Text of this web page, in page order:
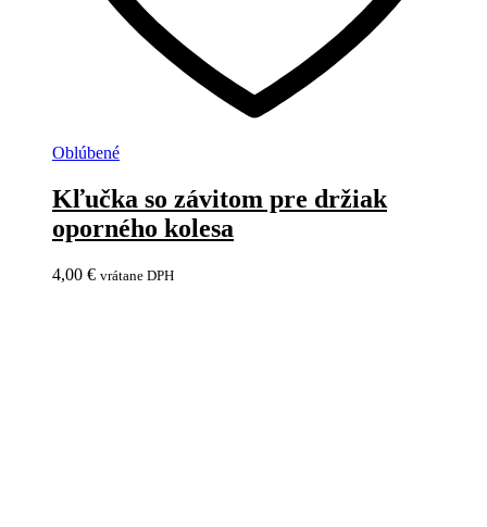
Oblúbené
Kľučka so závitom pre držiak
oporného kolesa
4,00 € vrátane DPH